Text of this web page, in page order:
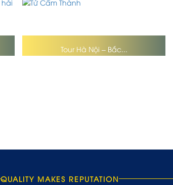
Tour Hà Nội – Bắc...
QUALITY MAKES REPUTATION